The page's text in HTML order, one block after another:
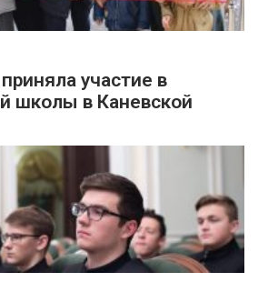
участие в
школы в Каневской